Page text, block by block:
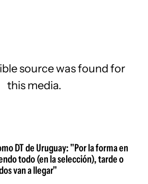
source was found for
this media.
DT de Uruguay: "Por la forma en
todo (en la selección), tarde o
van a llegar"